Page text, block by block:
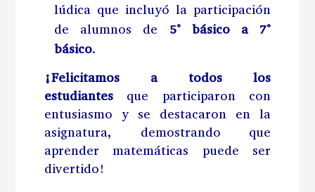
lúdica que incluyó la participación
de alumnos de 5° básico a 7°
básico.
¡Felicitamos a todos los
estudiantesque participaron con
entusiasmo y se destacaron en la
asignatura, demostrando que
aprender matemáticas puede ser
divertido!